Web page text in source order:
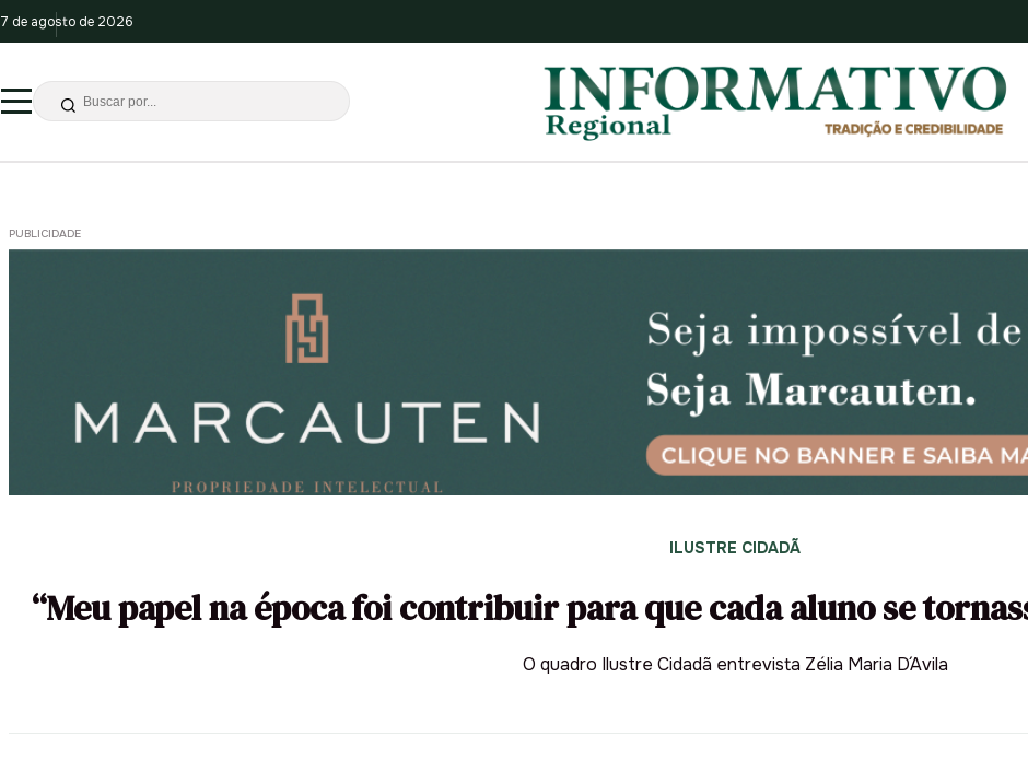
7 de agosto de 2026
PUBLICIDADE
ILUSTRE CIDADÃ
“Meu papel na época foi contribuir para que cada aluno se
O quadro Ilustre Cidadã entrevista Zélia Maria D´Avila